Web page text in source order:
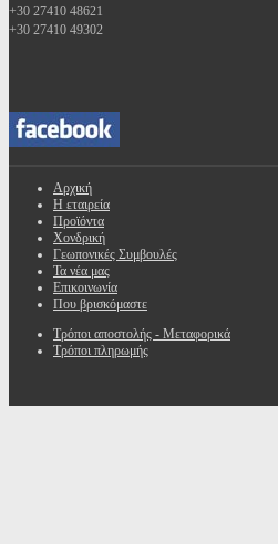
+30 27410 48621
+30 27410 49302
Αρχική
Η εταιρεία
Προϊόντα
Χονδρική
Γεωπονικές Συμβουλές
Τα νέα μας
Επικοινωνία
Που βρισκόμαστε
Τρόποι αποστολής - Μεταφορικά
Τρόποι πληρωμής